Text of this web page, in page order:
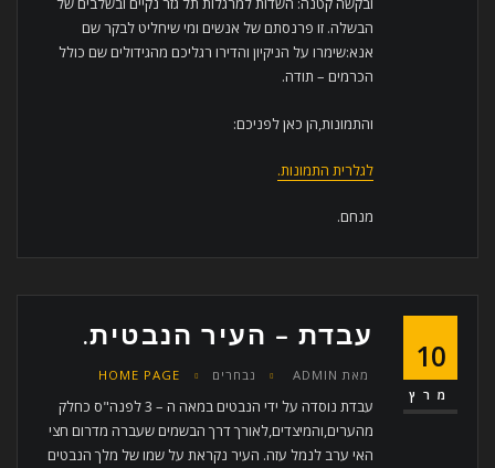
הבשלה. זו פרנסתם של אנשים ומי שיחליט לבקר שם
אנא:שימרו על הניקיון והדירו רגליכם מהגידולים שם כולל
הכרמים – תודה.
והתמונות,הן כאן לפניכם:
לגלרית התמונות.
מנחם.
10
מרץ
עבדת – העיר הנבטית.
מאת ADMIN נבחרים HOME PAGE
עבדת נוסדה על ידי הנבטים במאה ה – 3 לפנה"ס כחלק
מהערים,והמיצדים,לאורך דרך הבשמים שעברה מדרום חצי
האי ערב לנמל עזה. העיר נקראת על שמו של מלך הנבטים